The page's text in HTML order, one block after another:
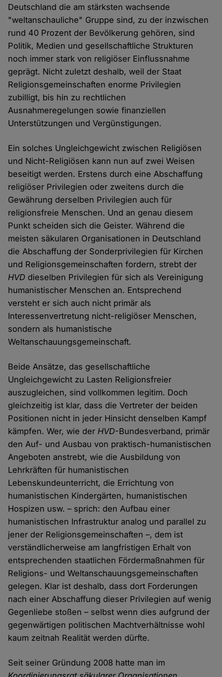
Deutschland die am stärksten wachsende
"weltanschauliche" Gruppe sind, zu der inzwischen
rund 40 Prozent der Bevölkerung gehören, sind
Politik, Medien und gesellschaftliche Strukturen
noch immer stark von religiöser Einflussnahme
geprägt. Nicht zuletzt deshalb, weil der Staat
Religionsgemeinschaften enorme Privilegien
zubilligt, bis hin zu rechtlichen
Ausnahmeregelungen sowie finanziellen
Unterstützungen und Vergünstigungen.
Ein solches Ungleichgewicht zwischen Religiösen
und Nicht-Religiösen kann nun auf zwei Weisen
beseitigt werden. Erstens durch eine Abschaffung
religiöser Privilegien oder zweitens durch die
Gewährung derselben Privilegien auch für
religionsfreie Menschen. Und an genau diesem
Punkt scheiden sich die Geister. Während die
meisten säkularen Organisationen in Deutschland
die Abschaffung der Sonderprivilegien für Kirchen
und Religionsgemeinschaften fordern, strebt der
HVD dieselben Privilegien für sich als Vereinigung
humanistischer Menschen an. Entsprechend
versteht er sich auch nicht primär als
Interessenvertretung nicht-religiöser Menschen,
sondern als humanistische
Weltanschauungsgemeinschaft.
Beide Ansätze, das gesellschaftliche
Ungleichgewicht zu Lasten Religionsfreier
auszugleichen, sind vollkommen legitim. Doch
gleichzeitig ist klar, dass die Vertreter der beiden
Positionen nicht in jeder Hinsicht denselben Kampf
kämpfen. Wer, wie derHVD-Bundesverband, primär
den Auf- und Ausbau von praktisch-humanistischen
Angeboten anstrebt, wie die Ausbildung von
Lehrkräften für humanistischen
Lebenskundeunterricht, die Errichtung von
humanistischen Kindergärten, humanistischen
Hospizen usw. – sprich: den Aufbau einer
humanistischen Infrastruktur analog und parallel zu
jener der Religionsgemeinschaften –, dem ist
verständlicherweise am langfristigen Erhalt von
entsprechenden staatlichen Fördermaßnahmen für
Religions- und Weltanschauungsgemeinschaften
gelegen. Klar ist deshalb, dass dort Forderungen
nach einer Abschaffung dieser Privilegien auf wenig
Gegenliebe stoßen – selbst wenn dies aufgrund der
gegenwärtigen politischen Machtverhältnisse wohl
kaum zeitnah Realität werden dürfte.
Seit seiner Gründung 2008 hatte man im